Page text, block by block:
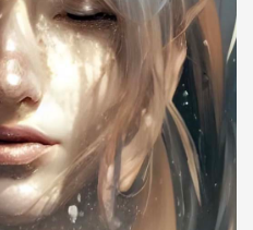
Отсюда -
и слезы...
ОБ ОТНОШЕНИЯХ,